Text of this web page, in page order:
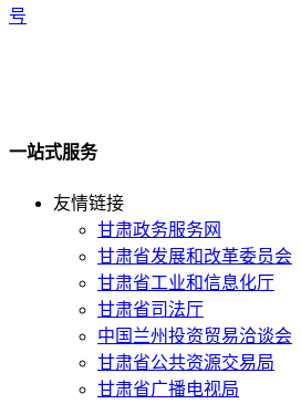
号
一站式服务
友情链接
甘肃政务服务网
甘肃省发展和改革委员会
甘肃省工业和信息化厅
甘肃省司法厅
中国兰州投资贸易洽谈会
甘肃省公共资源交易局
甘肃省广播电视局